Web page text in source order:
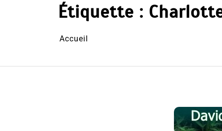
Étiquette :
Accueil